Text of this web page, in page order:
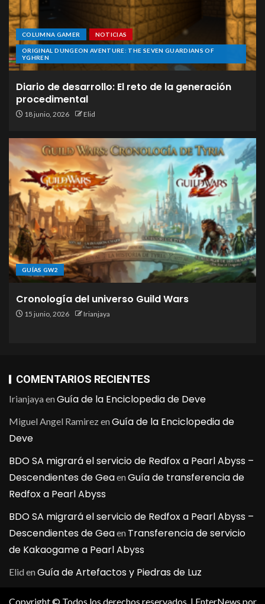
COLUMNA GAMER NOTICIAS
ORIGINAL DUNGEON AVENTURE: THE SEVEN GUARDIANS OF
YGHREN
Diario de desarrollo: El reto de la generación
procedimental
18 junio, 2026 Elid
GUÍAS GW2
Cronología del universo Guild Wars
15 junio, 2026 Irianjaya
COMENTARIOS RECIENTES
IrianjayaenGuía de la Enciclopedia de Deve
Miguel Angel RamirezenGuía de la Enciclopedia de
Deve
BDO SA migrará el servicio de Redfox a Pearl Abyss –
Descendientes de GeaenGuía de transferencia de
Redfox a Pearl Abyss
BDO SA migrará el servicio de Redfox a Pearl Abyss –
Descendientes de Geaen Transferencia de servicio
de Kakaogame a Pearl Abyss
ElidenGuía de Artefactos y Piedras de Luz
Copyright © Todos los derechos reservados. | EnterNews por